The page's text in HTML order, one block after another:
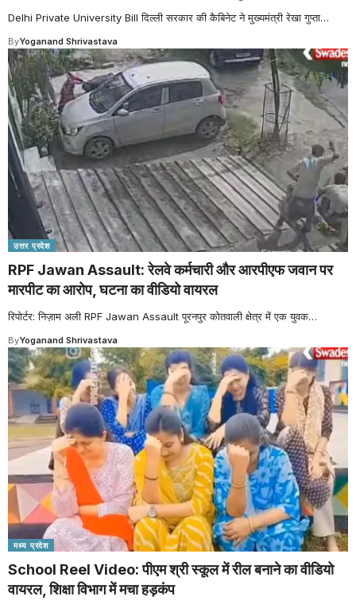
Delhi Private University Bill दिल्ली सरकार की कैबिनेट ने मुख्यमंत्री रेखा गुप्ता…
ByYoganand Shrivastava
उत्तर प्रदेश
RPF Jawan Assault: रेलवे कर्मचारी और आरपीएफ जवान पर
मारपीट का आरोप, घटना का वीडियो वायरल
रिपोर्टर: निज़ाम अली RPF Jawan Assault पूरनपुर कोतवाली क्षेत्र में एक युवक…
ByYoganand Shrivastava
मध्य प्रदेश
School Reel Video: पीएम श्री स्कूल में रील बनाने का वीडियो
वायरल, शिक्षा विभाग में मचा हड़कंप